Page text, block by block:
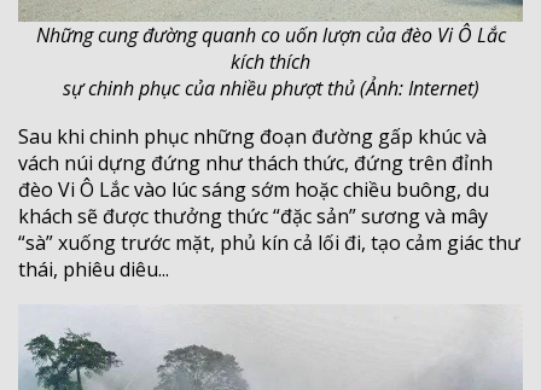
Những cung đường quanh co uốn lượn của đèo Vi Ô Lắc
kích thích
sự chinh phục của nhiều phượt thủ (Ảnh: Internet)
Sau khi chinh phục những đoạn đường gấp khúc và
vách núi dựng đứng như thách thức, đứng trên đỉnh
đèo Vi Ô Lắc vào lúc sáng sớm hoặc chiều buông, du
khách sẽ được thưởng thức “đặc sản” sương và mây
“sà” xuống trước mặt, phủ kín cả lối đi, tạo cảm giác thư
thái, phiêu diêu...